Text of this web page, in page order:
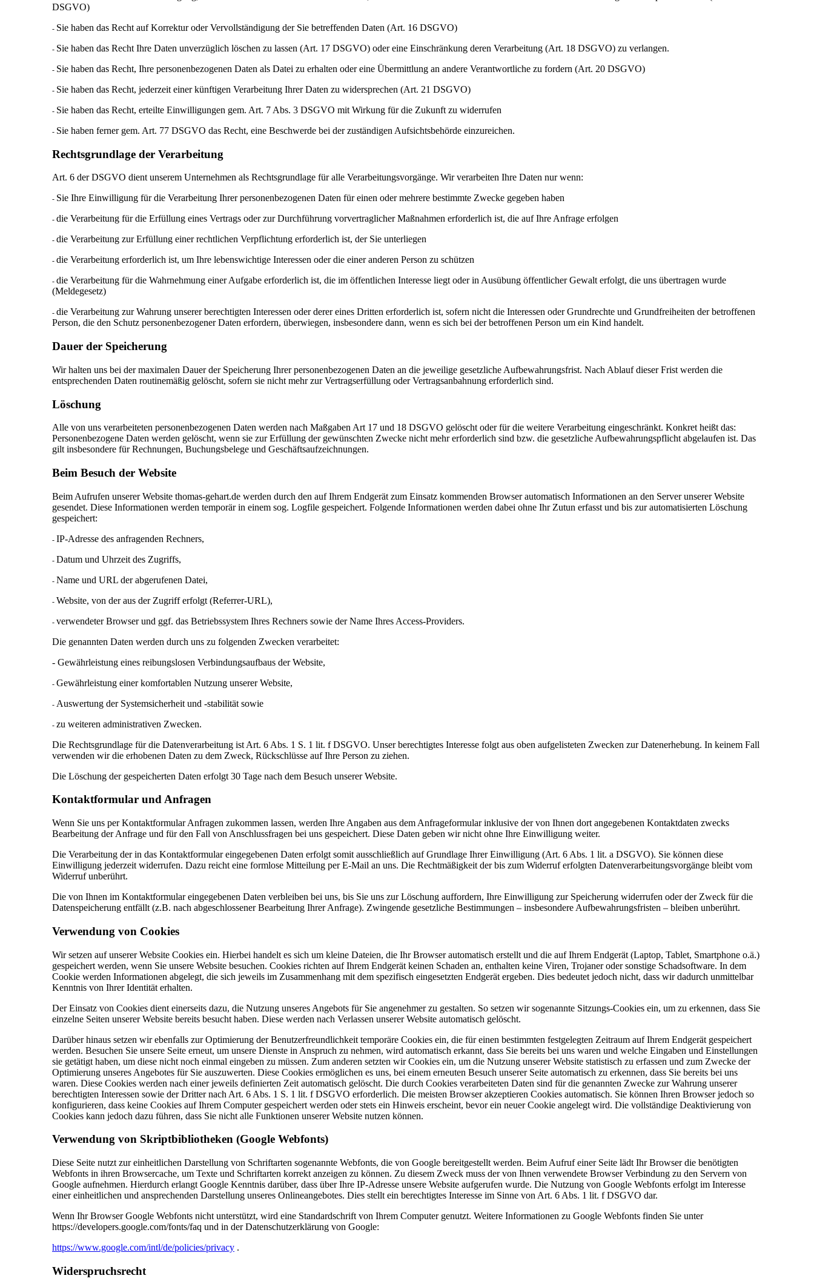
DSGVO)
- Sie haben das Recht auf Korrektur oder Vervollständigung der Sie betreffenden Daten (Art. 16 DSGVO)
- Sie haben das Recht Ihre Daten unverzüglich löschen zu lassen (Art. 17 DSGVO) oder eine Einschränkung deren Verarbeitung (Art. 18 DSGVO) zu verlangen.
- Sie haben das Recht, Ihre personenbezogenen Daten als Datei zu erhalten oder eine Übermittlung an andere Verantwortliche zu fordern (Art. 20 DSGVO)
- Sie haben das Recht, jederzeit einer künftigen Verarbeitung Ihrer Daten zu widersprechen (Art. 21 DSGVO)
- Sie haben das Recht, erteilte Einwilligungen gem. Art. 7 Abs. 3 DSGVO mit Wirkung für die Zukunft zu widerrufen
- Sie haben ferner gem. Art. 77 DSGVO das Recht, eine Beschwerde bei der zuständigen Aufsichtsbehörde einzureichen.
Rechtsgrundlage der Verarbeitung
Art. 6 der DSGVO dient unserem Unternehmen als Rechtsgrundlage für alle Verarbeitungsvorgänge. Wir verarbeiten Ihre Daten nur wenn:
- Sie Ihre Einwilligung für die Verarbeitung Ihrer personenbezogenen Daten für einen oder mehrere bestimmte Zwecke gegeben haben
- die Verarbeitung für die Erfüllung eines Vertrags oder zur Durchführung vorvertraglicher Maßnahmen erforderlich ist, die auf Ihre Anfrage erfolgen
- die Verarbeitung zur Erfüllung einer rechtlichen Verpflichtung erforderlich ist, der Sie unterliegen
- die Verarbeitung erforderlich ist, um Ihre lebenswichtige Interessen oder die einer anderen Person zu schützen
- die Verarbeitung für die Wahrnehmung einer Aufgabe erforderlich ist, die im öffentlichen Interesse liegt oder in Ausübung öffentlicher Gewalt erfolgt, die uns übertragen wurde
(Meldegesetz)
- die Verarbeitung zur Wahrung unserer berechtigten Interessen oder derer eines Dritten erforderlich ist, sofern nicht die Interessen oder Grundrechte und Grundfreiheiten der betroffenen
Person, die den Schutz personenbezogener Daten erfordern, überwiegen, insbesondere dann, wenn es sich bei der betroffenen Person um ein Kind handelt.
Dauer der Speicherung
Wir halten uns bei der maximalen Dauer der Speicherung Ihrer personenbezogenen Daten an die jeweilige gesetzliche Aufbewahrungsfrist. Nach Ablauf dieser Frist werden die
entsprechenden Daten routinemäßig gelöscht, sofern sie nicht mehr zur Vertragserfüllung oder Vertragsanbahnung erforderlich sind.
Löschung
Alle von uns verarbeiteten personenbezogenen Daten werden nach Maßgaben Art 17 und 18 DSGVO gelöscht oder für die weitere Verarbeitung eingeschränkt. Konkret heißt das:
Personenbezogene Daten werden gelöscht, wenn sie zur Erfüllung der gewünschten Zwecke nicht mehr erforderlich sind bzw. die gesetzliche Aufbewahrungspflicht abgelaufen ist. Das
gilt insbesondere für Rechnungen, Buchungsbelege und Geschäftsaufzeichnungen.
Beim Besuch der Website
Beim Aufrufen unserer Website thomas-gehart.de werden durch den auf Ihrem Endgerät zum Einsatz kommenden Browser automatisch Informationen an den Server unserer Website
gesendet. Diese Informationen werden temporär in einem sog. Logfile gespeichert. Folgende Informationen werden dabei ohne Ihr Zutun erfasst und bis zur automatisierten Löschung
gespeichert:
- IP-Adresse des anfragenden Rechners,
- Datum und Uhrzeit des Zugriffs,
- Name und URL der abgerufenen Datei,
- Website, von der aus der Zugriff erfolgt (Referrer-URL),
- verwendeter Browser und ggf. das Betriebssystem Ihres Rechners sowie der Name Ihres Access-Providers.
Die genannten Daten werden durch uns zu folgenden Zwecken verarbeitet:
- Gewährleistung eines reibungslosen Verbindungsaufbaus der Website,
- Gewährleistung einer komfortablen Nutzung unserer Website,
- Auswertung der Systemsicherheit und -stabilität sowie
- zu weiteren administrativen Zwecken.
Die Rechtsgrundlage für die Datenverarbeitung ist Art. 6 Abs. 1 S. 1 lit. f DSGVO. Unser berechtigtes Interesse folgt aus oben aufgelisteten Zwecken zur Datenerhebung. In keinem Fall
verwenden wir die erhobenen Daten zu dem Zweck, Rückschlüsse auf Ihre Person zu ziehen.
Die Löschung der gespeicherten Daten erfolgt 30 Tage nach dem Besuch unserer Website.
Kontaktformular undAnfragen
Wenn Sie uns per Kontaktformular Anfragen zukommen lassen, werden Ihre Angaben aus dem Anfrageformular inklusive der von Ihnen dort angegebenen Kontaktdaten zwecks
Bearbeitung der Anfrage und für den Fall von Anschlussfragen bei uns gespeichert. Diese Daten geben wir nicht ohne Ihre Einwilligung weiter.
Die Verarbeitung der in das Kontaktformular eingegebenen Daten erfolgt somit ausschließlich auf Grundlage Ihrer Einwilligung (Art. 6 Abs. 1 lit. a DSGVO). Sie können diese
Einwilligung jederzeit widerrufen. Dazu reicht eine formlose Mitteilung per E-Mail an uns. Die Rechtmäßigkeit der bis zum Widerruf erfolgten Datenverarbeitungsvorgänge bleibt vom
Widerruf unberührt.
Die von Ihnen im Kontaktformular eingegebenen Daten verbleiben bei uns, bis Sie uns zur Löschung auffordern, Ihre Einwilligung zur Speicherung widerrufen oder der Zweck für die
Datenspeicherung entfällt (z.B. nach abgeschlossener Bearbeitung Ihrer Anfrage). Zwingende gesetzliche Bestimmungen – insbesondere Aufbewahrungsfristen – bleiben unberührt.
Verwendung von Cookies
Wir setzen auf unserer Website Cookies ein. Hierbei handelt es sich um kleine Dateien, die Ihr Browser automatisch erstellt und die auf Ihrem Endgerät (Laptop, Tablet, Smartphone o.ä.)
gespeichert werden, wenn Sie unsere Website besuchen. Cookies richten auf Ihrem Endgerät keinen Schaden an, enthalten keine Viren, Trojaner oder sonstige Schadsoftware. In dem
Cookie werden Informationen abgelegt, die sich jeweils im Zusammenhang mit dem spezifisch eingesetzten Endgerät ergeben. Dies bedeutet jedoch nicht, dass wir dadurch unmittelbar
Kenntnis von Ihrer Identität erhalten.
Der Einsatz von Cookies dient einerseits dazu, die Nutzung unseres Angebots für Sie angenehmer zu gestalten. So setzen wir sogenannte Sitzungs-Cookies ein, um zu erkennen, dass Sie
einzelne Seiten unserer Website bereits besucht haben. Diese werden nach Verlassen unserer Website automatisch gelöscht.
Darüber hinaus setzen wir ebenfalls zur Optimierung der Benutzerfreundlichkeit temporäre Cookies ein, die für einen bestimmten festgelegten Zeitraum auf Ihrem Endgerät gespeichert
werden. Besuchen Sie unsere Seite erneut, um unsere Dienste in Anspruch zu nehmen, wird automatisch erkannt, dass Sie bereits bei uns waren und welche Eingaben und Einstellungen
sie getätigt haben, um diese nicht noch einmal eingeben zu müssen. Zum anderen setzten wir Cookies ein, um die Nutzung unserer Website statistisch zu erfassen und zum Zwecke der
Optimierung unseres Angebotes für Sie auszuwerten. Diese Cookies ermöglichen es uns, bei einem erneuten Besuch unserer Seite automatisch zu erkennen, dass Sie bereits bei uns
waren. Diese Cookies werden nach einer jeweils definierten Zeit automatisch gelöscht. Die durch Cookies verarbeiteten Daten sind für die genannten Zwecke zur Wahrung unserer
berechtigten Interessen sowie der Dritter nach Art. 6 Abs. 1 S. 1 lit. f DSGVO erforderlich. Die meisten Browser akzeptieren Cookies automatisch. Sie können Ihren Browser jedoch so
konfigurieren, dass keine Cookies auf Ihrem Computer gespeichert werden oder stets ein Hinweis erscheint, bevor ein neuer Cookie angelegt wird. Die vollständige Deaktivierung von
Cookies kann jedoch dazu führen, dass Sie nicht alle Funktionen unserer Website nutzen können.
Verwendung von Skriptbibliotheken (Google Webfonts)
Diese Seite nutzt zur einheitlichen Darstellung von Schriftarten sogenannte Webfonts, die von Google bereitgestellt werden. Beim Aufruf einer Seite lädt Ihr Browser die benötigten
Webfonts in ihren Browsercache, um Texte und Schriftarten korrekt anzeigen zu können. Zu diesem Zweck muss der von Ihnen verwendete Browser Verbindung zu den Servern von
Google aufnehmen. Hierdurch erlangt Google Kenntnis darüber, dass über Ihre IP-Adresse unsere Website aufgerufen wurde. Die Nutzung von Google Webfonts erfolgt im Interesse
einer einheitlichen und ansprechenden Darstellung unseres Onlineangebotes. Dies stellt ein berechtigtes Interesse im Sinne von Art. 6 Abs. 1 lit. f DSGVO dar.
Wenn Ihr Browser Google Webfonts nicht unterstützt, wird eine Standardschrift von Ihrem Computer genutzt. Weitere Informationen zu Google Webfonts finden Sie unter
https://developers.google.com/fonts/faq und in der Datenschutzerklärung von Google:
https://www.google.com/intl/de/policies/privacy .
Widerspruchsrecht